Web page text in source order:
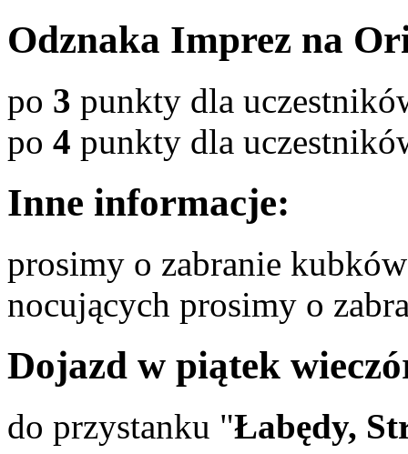
Odznaka Imprez na
po 3 punkty dla
po 4 punkty dla
Inne informacje:
prosimy o zabranie
nocujących prosimy o
Dojazd w piątek
do przystanku "Łabędy,